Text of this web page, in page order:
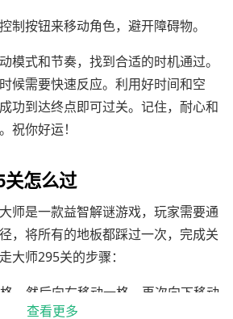
制按钮来移动角色，避开障碍物。
模式和节奏，找到合适的时机通过。
候需要快速反应。利用好时间和空
功到达终点即可过关。记住，耐心和
祝你好运！
关怎么过
师是一款益智解谜游戏，玩家需要通
，将所有的地板都踩过一次，完成关
大师295关的步骤：
，然后向右移动一格，再次向下移动
格。查看更多